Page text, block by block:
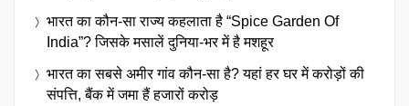
भारत का कौन-सा राज्य कहलाता है “Spice Garden Of
India”? जिसके मसालें दुनिया-भर में है मशहूर
भारत का सबसे अमीर गांव कौन-सा है? यहां हर घर में करोड़ों की
संपत्ति, बैंक में जमा हैं हजारों करोड़